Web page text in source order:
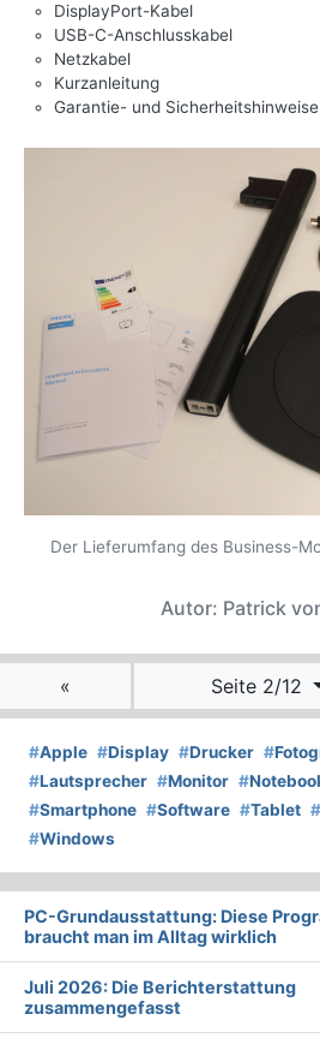
DisplayPort-Kabel
USB-C-Anschlusskabel
Netzkabel
Kurzanleitung
Garantie- und Sicherheitshinweise
Der Lieferumfang des Business-
Autor: Patrick
« Seite 2/12
#Apple #Display #Drucker #
#Lautsprecher #Monitor #
#Smartphone #Software #Tablet #
#Windows
PC-Grundausstattung: Diese
braucht man im Alltag wirklich
Juli 2026: Die Bericht­erstattung
zusammengefasst